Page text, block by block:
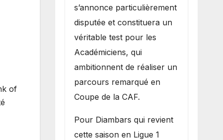
of
s’annonce particulièrement
disputée et constituera un
véritable test pour les
Académiciens, qui
ambitionnent de réaliser un
parcours remarqué en
Coupe de la CAF.
Pour Diambars qui revient
cette saison en Ligue 1